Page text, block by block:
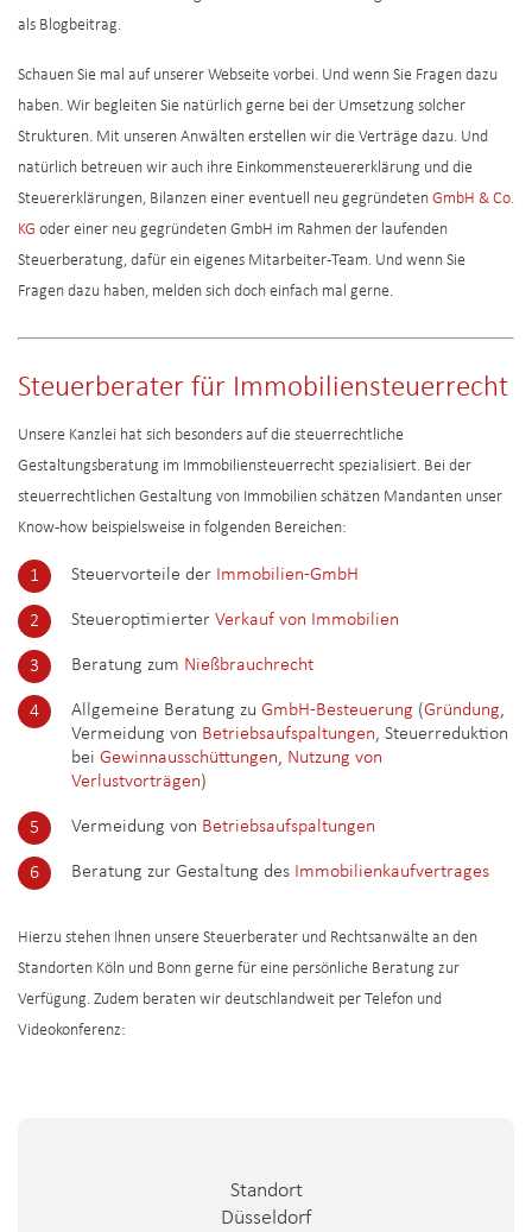
als Blogbeitrag.
Schauen Sie mal auf unserer Webseite vorbei. Und wenn Sie Fragen dazu
haben. Wir begleiten Sie natürlich gerne bei der Umsetzung solcher
Strukturen. Mit unseren Anwälten erstellen wir die Verträge dazu. Und
natürlich betreuen wir auch ihre Einkommensteuererklärung und die
Steuererklärungen, Bilanzen einer eventuell neu gegründeten GmbH & Co.
KG oder einer neu gegründeten GmbH im Rahmen der laufenden
Steuerberatung, dafür ein eigenes Mitarbeiter-Team. Und wenn Sie
Fragen dazu haben, melden sich doch einfach mal gerne.
Steuerberater für Immobiliensteuerrecht
Unsere Kanzlei hat sich besonders auf die steuerrechtliche
Gestaltungsberatung im Immobiliensteuerrecht spezialisiert. Bei der
steuerrechtlichen Gestaltung von Immobilien schätzen Mandanten unser
Know-how beispielsweise in folgenden Bereichen:
Steuervorteile der Immobilien-GmbH
Steueroptimierter Verkauf von Immobilien
Beratung zum Nießbrauchrecht
Allgemeine Beratung zu GmbH-Besteuerung (Gründung,
Vermeidung von Betriebsaufspaltungen, Steuerreduktion
bei Gewinnausschüttungen, Nutzung von
Verlustvorträgen)
Vermeidung von Betriebsaufspaltungen
Beratung zur Gestaltung des Immobilienkaufvertrages
Hierzu stehen Ihnen unsere Steuerberater und Rechtsanwälte an den
Standorten Köln und Bonn gerne für eine persönliche Beratung zur
Verfügung. Zudem beraten wir deutschlandweit per Telefon und
Videokonferenz:
Standort
Düsseldorf